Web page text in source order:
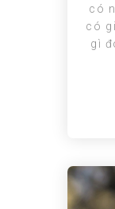
có
có
gì